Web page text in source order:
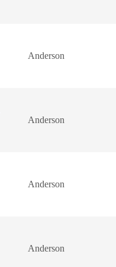
Anderson
Anderson
Anderson
Anderson